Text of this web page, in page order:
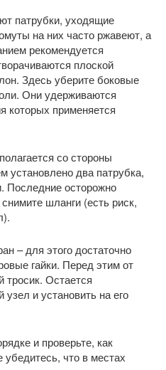
патрубки, уходящие
на них часто ржавеют, а
рекомендуется
плоской
Здесь уберите боковые
Они удерживаются
которых применяется
со стороны
установлено два патрубка,
Последние осторожно
шланги (есть риск,
– для этого достаточно
гайки. Перед этим от
тросик. Остается
и установить на его
и проверьте, как
убедитесь, что в местах